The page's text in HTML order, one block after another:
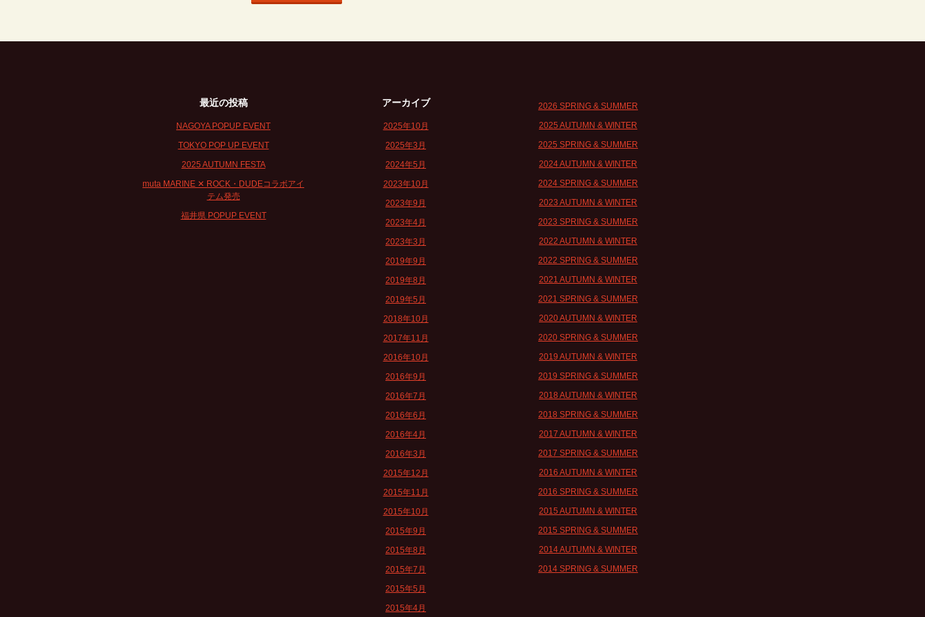
最近の投稿
NAGOYA POPUP EVENT
TOKYO POP UP EVENT
2025 AUTUMN FESTA
muta MARINE ✕ ROCK・DUDEコラボアイ
テム発売
福井県 POPUP EVENT
アーカイブ
2025年10月
2025年3月
2024年5月
2023年10月
2023年9月
2023年4月
2023年3月
2019年9月
2019年8月
2019年5月
2018年10月
2017年11月
2016年10月
2016年9月
2016年7月
2016年6月
2016年4月
2016年3月
2015年12月
2015年11月
2015年10月
2015年9月
2015年8月
2015年7月
2015年5月
2015年4月
2026 SPRING & SUMMER
2025 AUTUMN & WINTER
2025 SPRING & SUMMER
2024 AUTUMN & WINTER
2024 SPRING & SUMMER
2023 AUTUMN & WINTER
2023 SPRING & SUMMER
2022 AUTUMN & WINTER
2022 SPRING & SUMMER
2021 AUTUMN & WINTER
2021 SPRING & SUMMER
2020 AUTUMN & WINTER
2020 SPRING & SUMMER
2019 AUTUMN & WINTER
2019 SPRING & SUMMER
2018 AUTUMN & WINTER
2018 SPRING & SUMMER
2017 AUTUMN & WINTER
2017 SPRING & SUMMER
2016 AUTUMN & WINTER
2016 SPRING & SUMMER
2015 AUTUMN & WINTER
2015 SPRING & SUMMER
2014 AUTUMN & WINTER
2014 SPRING & SUMMER